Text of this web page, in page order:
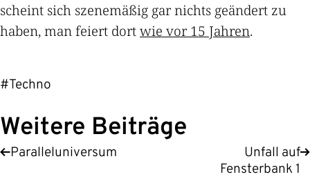
scheint sich szenemäßig gar nichts geändert zu
haben, man feiert dortwie vor 15 Jahren.
#Techno
Weitere Beiträge
Paralleluniversum
Unfall auf
Fensterbank 1